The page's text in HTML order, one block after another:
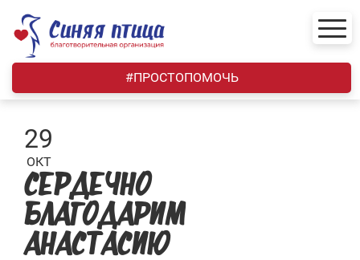
content
#ПРОСТОПОМОЧЬ
29
ОКТ
СЕРДЕЧНО
БЛАГОДАРИМ
АНАСТАСИЮ